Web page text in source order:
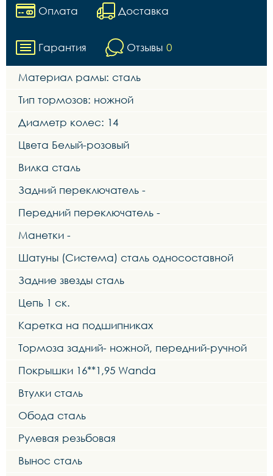
Оплата Доставка
Гарантия Отзывы 0
Материал рамы: сталь
Тип тормозов: ножной
Диаметр колес: 14
Цвета Белый-розовый
Вилка сталь
Задний переключатель -
Передний переключатель -
Манетки -
Шатуны (Система) сталь односоставной
Задние звезды сталь
Цепь 1 ск.
Каретка на подшипниках
Тормоза задний- ножной, передний-ручной
Покрышки 16**1,95 Wanda
Втулки сталь
Обода сталь
Рулевая резьбовая
Вынос сталь